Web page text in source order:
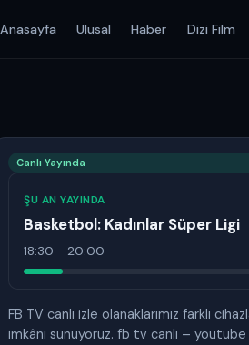
Anasayfa Ulusal Haber Dizi Film
Canlı Yayında
ŞU AN YAYINDA
Basketbol: Kadınlar Süper Ligi
18:30 - 20:00
FB TV canlı izle olanaklarımız farklı
imkânı sunuyoruz. fb tv canlı –